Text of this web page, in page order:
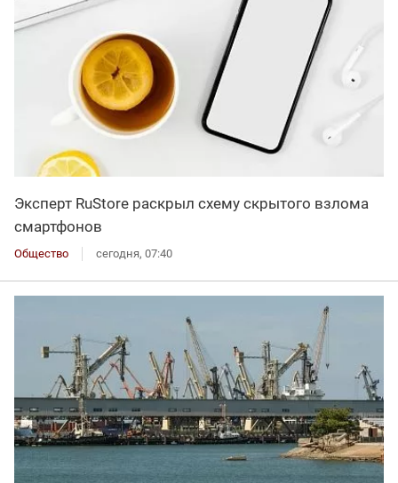
Эксперт RuStore раскрыл схему скрытого взлома
смартфонов
Общество сегодня, 07:40